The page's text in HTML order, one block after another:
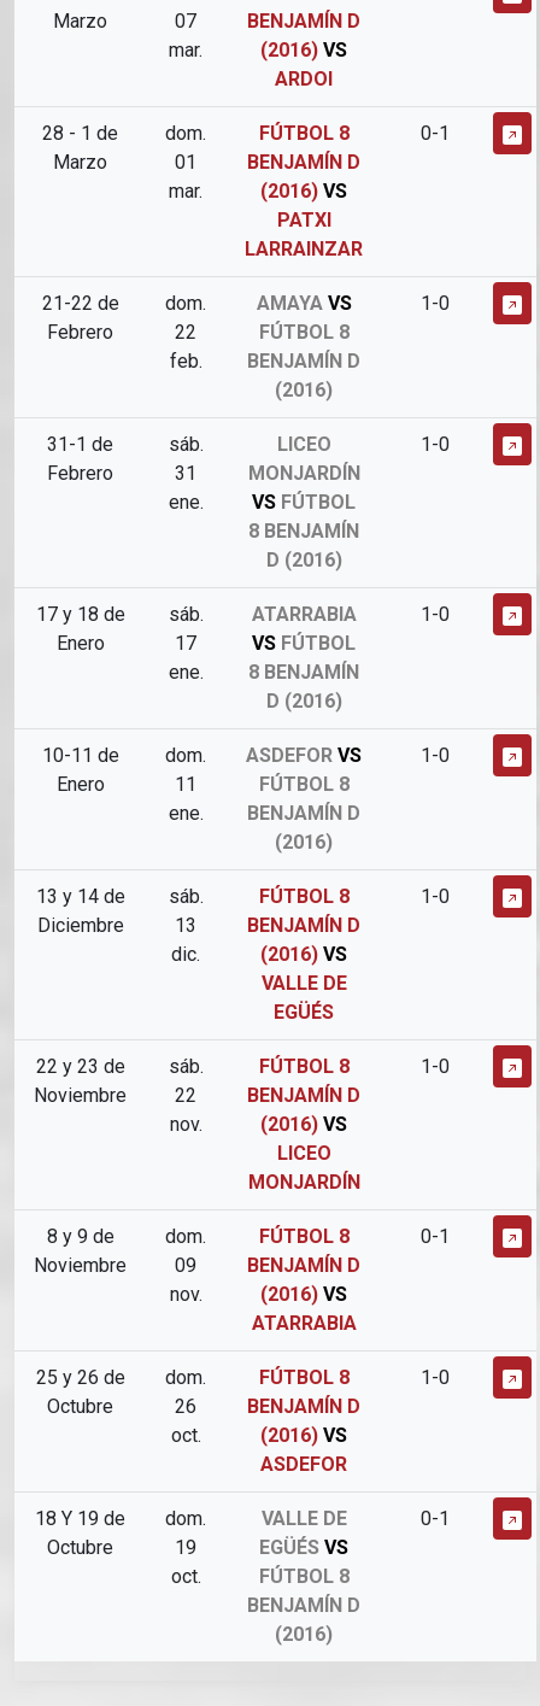
Marzo
07
mar.
BENJAMÍN D
(2016) VS
ARDOI
28 - 1 de
Marzo
dom.
01
mar.
FÚTBOL 8
BENJAMÍN D
(2016) VS
PATXI
LARRAINZAR
0-1
21-22 de
Febrero
dom.
22
feb.
AMAYA VS
FÚTBOL 8
BENJAMÍN D
(2016)
1-0
31-1 de
Febrero
sáb.
31
ene.
LICEO
MONJARDÍN
VS FÚTBOL
8 BENJAMÍN
D (2016)
1-0
17 y 18 de
Enero
sáb.
17
ene.
ATARRABIA
VS FÚTBOL
8 BENJAMÍN
D (2016)
1-0
10-11 de
Enero
dom.
11
ene.
ASDEFOR VS
FÚTBOL 8
BENJAMÍN D
(2016)
1-0
13 y 14 de
Diciembre
sáb.
13
dic.
FÚTBOL 8
BENJAMÍN D
(2016) VS
VALLE DE
EGÜÉS
1-0
22 y 23 de
Noviembre
sáb.
22
nov.
FÚTBOL 8
BENJAMÍN D
(2016) VS
LICEO
MONJARDÍN
1-0
8 y 9 de
Noviembre
dom.
09
nov.
FÚTBOL 8
BENJAMÍN D
(2016) VS
ATARRABIA
0-1
25 y 26 de
Octubre
dom.
26
oct.
FÚTBOL 8
BENJAMÍN D
(2016) VS
ASDEFOR
1-0
18 Y 19 de
Octubre
dom.
19
oct.
VALLE DE
EGÜÉS VS
FÚTBOL 8
BENJAMÍN D
(2016)
0-1